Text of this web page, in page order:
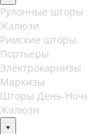
Рулонные шторы
Жалюзи
Римские шторы
Портьеры
Электрокарнизы
Маркизы
Шторы День-
Жалюзи